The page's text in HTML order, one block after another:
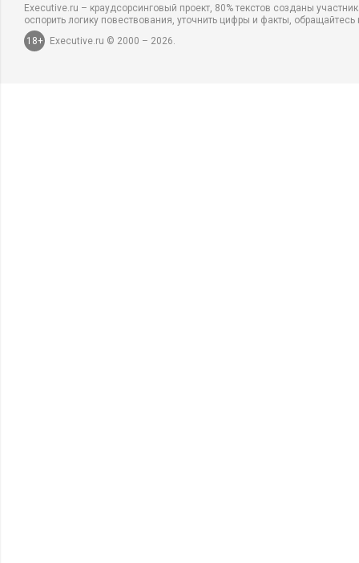
Executive.ru – краудсорсинговый проект, 80% текстов созданы
оспорить логику повествования, уточнить цифры и факты,
18+
Executive.ru © 2000 – 2026.